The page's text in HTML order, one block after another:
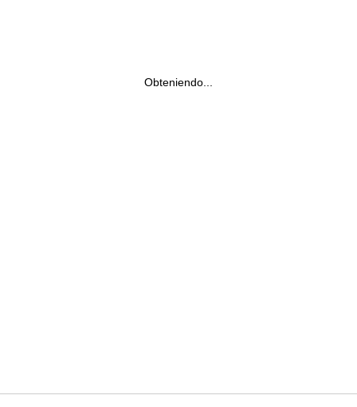
Obteniendo...